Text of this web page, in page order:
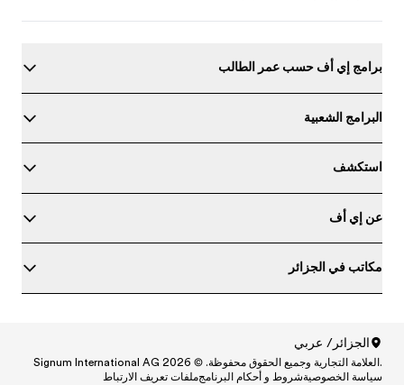
برامج إي أف حسب عمر الطالب
البرامج الشعبية
استكشف
عن إي أف
مكاتب في الجزائر
الجزائر/ عربي
North America/Canada / English
.العلامة التجارية وجميع الحقوق محفوظة. © Signum International AG 2026
سياسة الخصوصيةشروط و أحكام البرنامجملفات تعريف الارتباط